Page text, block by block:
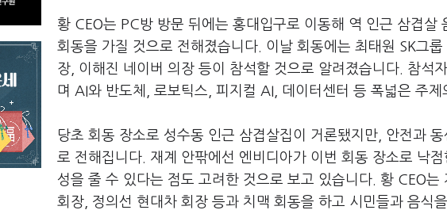
황 CEO는 PC방 방문 뒤에는 홍대입구로 이동해 역 인근 삼겹살
회동을 가질 것으로 전해졌습니다
이날 회동에는 최태원 SK그룹
장
이해진 네이버 의장 등이 참석할 것으로 알려졌습니다
참석
며 AI와 반도체 로보틱스 피지컬 AI, 데이터센터 등 폭넓은 주
당초 회동 장소로 성수동 인근 삼겹살집이 거론됐지만
안전과
로 전해집니다
재계 안팎에선 엔비디아가 이번 회동 장소로 낙점
성을 줄 수 있다는 점도 고려한 것으로 보고 있습니다
황 CEO는
회장
정의선 현대차 회장 등과 치맥 회동을 하고 시민들과 음식